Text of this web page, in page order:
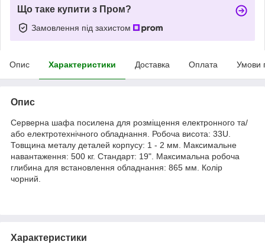
Що таке купити з Пром?
Замовлення під захистом
Опис Характеристики Доставка Оплата Умови
Опис
Серверна шафа посилена для розміщення електронного та/
або електротехнічного обладнання. Робоча висота: 33U.
Товщина металу деталей корпусу: 1 - 2 мм. Максимальне
навантаження: 500 кг. Стандарт: 19". Максимальна робоча
глибина для встановлення обладнання: 865 мм. Колір
чорний.
Характеристики